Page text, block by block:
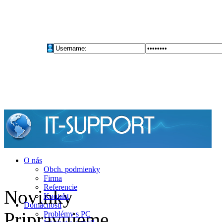
O nás
Obch. podmienky
Firma
Referencie
Kontakt
Domácnosti
Problémy s PC
Novinky